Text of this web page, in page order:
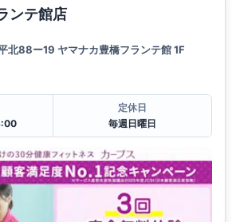
ンテ館店
北88ー19 ヤマナカ豊橋フランテ館 1F
定休日
毎週日曜日